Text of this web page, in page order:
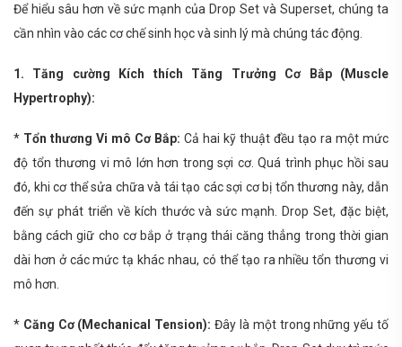
Để hiểu sâu hơn về sức mạnh của Drop Set và Superset, chúng ta
cần nhìn vào các cơ chế sinh học và sinh lý mà chúng tác động.
1. Tăng cường Kích thích Tăng Trưởng Cơ Bắp (Muscle
Hypertrophy):
* Tổn thương Vi mô Cơ Bắp: Cả hai kỹ thuật đều tạo ra một mức
độ tổn thương vi mô lớn hơn trong sợi cơ. Quá trình phục hồi sau
đó, khi cơ thể sửa chữa và tái tạo các sợi cơ bị tổn thương này, dẫn
đến sự phát triển về kích thước và sức mạnh. Drop Set, đặc biệt,
bằng cách giữ cho cơ bắp ở trạng thái căng thẳng trong thời gian
dài hơn ở các mức tạ khác nhau, có thể tạo ra nhiều tổn thương vi
mô hơn.
* Căng Cơ (Mechanical Tension): Đây là một trong những yếu tố